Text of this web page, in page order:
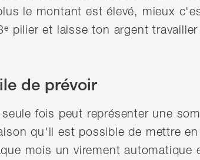
le montant est élevé, mieux
pilier et laisse ton argent
de prévoir
fois peut représenter une
qu'il est possible de mettre en
mois un virement automatique